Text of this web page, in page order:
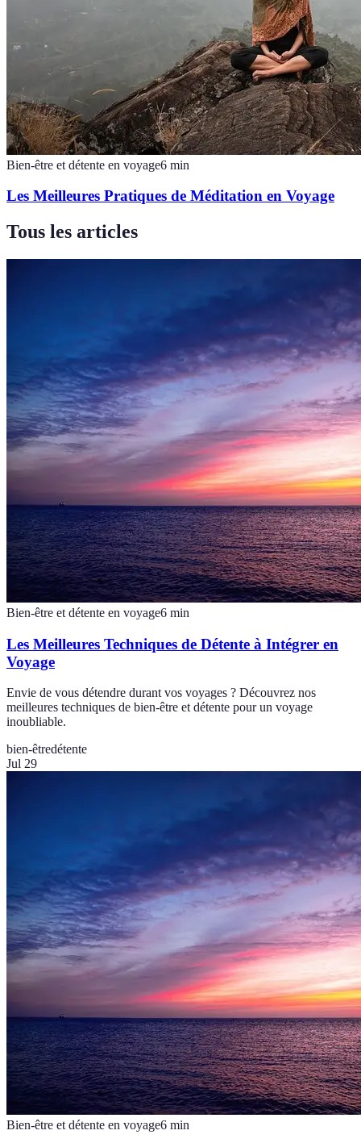
Bien-être et détente en voyage6 min
Les Meilleures Pratiques de Méditation en Voyage
Tous les articles
Bien-être et détente en voyage6 min
Les Meilleures Techniques de Détente à Intégrer en
Voyage
Envie de vous détendre durant vos voyages ? Découvrez nos
meilleures techniques de bien-être et détente pour un voyage
inoubliable.
bien-êtredétente
Jul 29
Bien-être et détente en voyage6 min